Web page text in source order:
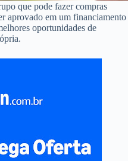
que pode fazer compras
aprovado em um financiamento
oportunidades de